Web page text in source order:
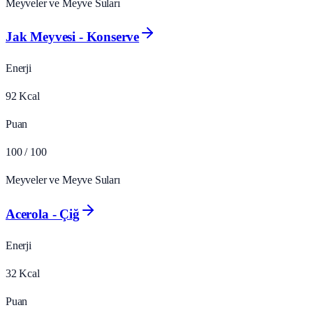
Meyveler ve Meyve Suları
Jak Meyvesi - Konserve
Enerji
92 Kcal
Puan
100 / 100
Meyveler ve Meyve Suları
Acerola - Çiğ
Enerji
32 Kcal
Puan